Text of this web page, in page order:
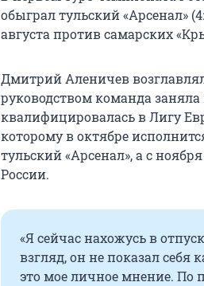
обыграл тульский «Арсенал»
августа против самарских
Дмитрий Аленичев
руководством команда
квалифицировалась в Лигу
которому в октябре
тульский «Арсенал», а с
России.
«Я сейчас нахожусь в
взгляд, он не показал себя
это мое личное мнение. По